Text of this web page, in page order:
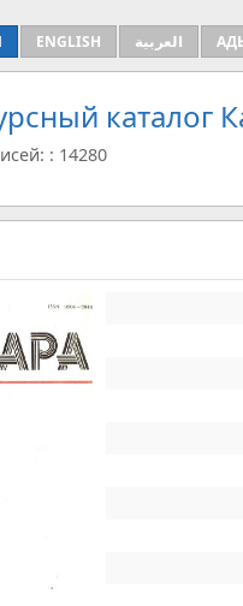
ENGLISH العربية
каталог
: 14280